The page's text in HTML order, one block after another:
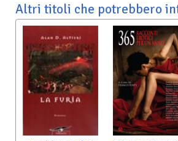
Altri titoli che potrebbero